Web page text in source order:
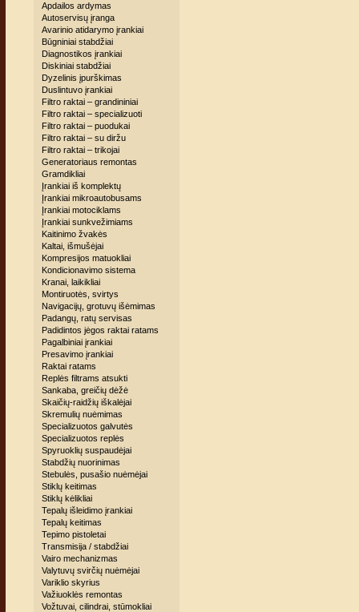
Apdailos ardymas
Autoservisų įranga
Avarinio atidarymo įrankiai
Būgniniai stabdžiai
Diagnostikos įrankiai
Diskiniai stabdžiai
Dyzelinis įpurškimas
Duslintuvo įrankiai
Filtro raktai – grandininiai
Filtro raktai – specializuoti
Filtro raktai – puodukai
Filtro raktai – su diržu
Filtro raktai – trikojai
Generatoriaus remontas
Gramdikliai
Įrankiai iš komplektų
Įrankiai mikroautobusams
Įrankiai motociklams
Įrankiai sunkvežimiams
Kaitinimo žvakės
Kaltai, išmušėjai
Kompresijos matuokliai
Kondicionavimo sistema
Kranai, laikikliai
Montiruotės, svirtys
Navigacijų, grotuvų išėmimas
Padangų, ratų servisas
Padidintos jėgos raktai ratams
Pagalbiniai įrankiai
Presavimo įrankiai
Raktai ratams
Replės filtrams atsukti
Sankaba, greičių dėžė
Skaičių-raidžių iškalėjai
Skremulių nuėmimas
Specializuotos galvutės
Specializuotos replės
Spyruoklių suspaudėjai
Stabdžių nuorinimas
Stebulės, pusašio nuėmėjai
Stiklų keitimas
Stiklų kėlikliai
Tepalų išleidimo įrankiai
Tepalų keitimas
Tepimo pistoletai
Transmisija / stabdžiai
Vairo mechanizmas
Valytuvų svirčių nuėmėjai
Variklio skyrius
Važiuoklės remontas
Vožtuvai, cilindrai, stūmokliai